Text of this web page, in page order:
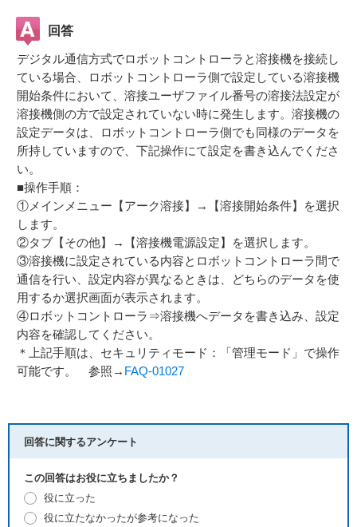
回答
デジタル通信方式でロボットコントローラと溶接機を接続し
ている場合、ロボットコントローラ側で設定している溶接機
開始条件において、溶接ユーザファイル番号の溶接法設定が
溶接機側の方で設定されていない時に発生します。溶接機の
設定データは、ロボットコントローラ側でも同様のデータを
所持していますので、下記操作にて設定を書き込んでくださ
い。
■操作手順：
①メインメニュー【アーク溶接】→【溶接開始条件】を選択
します。
②タブ【その他】→【溶接機電源設定】を選択します。
③溶接機に設定されている内容とロボットコントローラ間で
通信を行い、設定内容が異なるときは、どちらのデータを使
用するか選択画面が表示されます。
④ロボットコントローラ⇒溶接機へデータを書き込み、設定
内容を確認してください。
＊上記手順は、セキュリティモード：「管理モード」で操作
可能です。 参照→ FAQ-01027
回答に関するアンケート
この回答はお役に立ちましたか？
役に立った
役に立たなかったが参考になった